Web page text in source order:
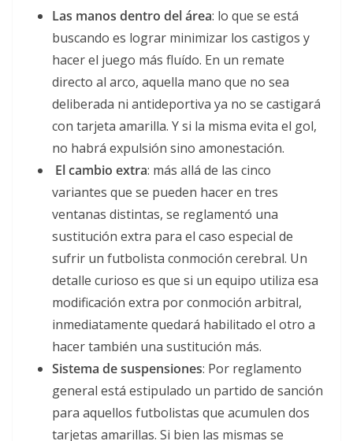
Las manos dentro del área: lo que se está
buscando es lograr minimizar los castigos y
hacer el juego más fluído. En un remate
directo al arco, aquella mano que no sea
deliberada ni antideportiva ya no se castigará
con tarjeta amarilla. Y si la misma evita el gol,
no habrá expulsión sino amonestación.
El cambio extra: más allá de las cinco
variantes que se pueden hacer en tres
ventanas distintas, se reglamentó una
sustitución extra para el caso especial de
sufrir un futbolista conmoción cerebral. Un
detalle curioso es que si un equipo utiliza esa
modificación extra por conmoción arbitral,
inmediatamente quedará habilitado el otro a
hacer también una sustitución más.
Sistema de suspensiones: Por reglamento
general está estipulado un partido de sanción
para aquellos futbolistas que acumulen dos
tarjetas amarillas. Si bien las mismas se